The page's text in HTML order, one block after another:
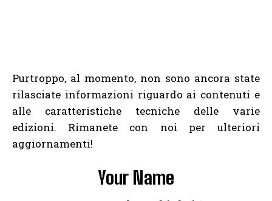
Purtroppo, al momento, non sono ancora state
rilasciate informazioni riguardo ai contenuti e
alle caratteristiche tecniche delle varie
edizioni. Rimanete con noi per ulteriori
aggiornamenti!
Your Name